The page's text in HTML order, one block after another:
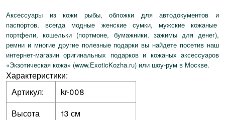
Аксессуары из кожи рыбы, обложки для автодокументов и
паспортов, всегда модные женские сумки, мужские кожаные
портфели, кошельки (портмоне, бумажники, зажимы для денег),
ремни и многие другие полезные подарки вы найдете посетив наш
интернет-магазин оригинальных подарков и кожаных аксессуаров
«Экзотическая кожа» (www.ExoticKozha.ru) или шоу-рум в Москве.
Характеристики:
Артикул:
kr-008
Высота
13 см